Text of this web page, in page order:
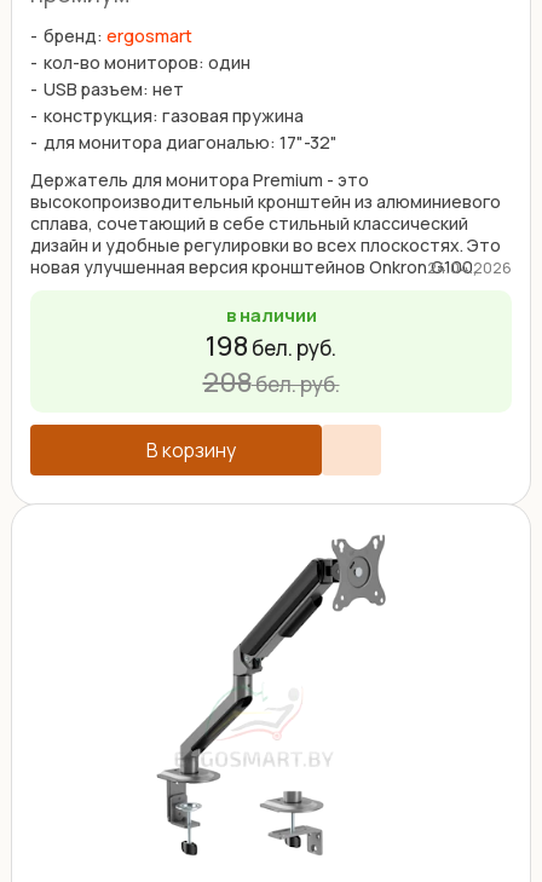
бренд: ergosmart
кол-во мониторов: один
USB разъем: нет
конструкция: газовая пружина
для монитора диагональю: 17"-32"
Держатель для монитора Premium - это
высокопроизводительный кронштейн из алюминиевого
сплава, сочетающий в себе стильный классический
дизайн и удобные регулировки во всех плоскостях. Это
новая улучшенная версия кронштейнов Onkron G100,
24.04.2026
в наличии
198 бел. руб.
208бел. руб.
В корзину